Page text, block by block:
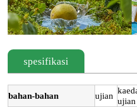
spesifikasi
bahan-bahan ujian
ujian